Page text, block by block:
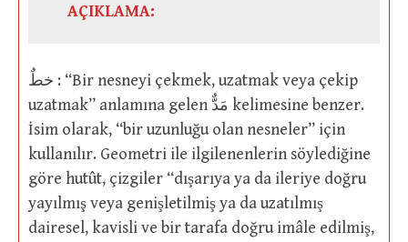
AÇIKLAMA:
خطٌ : “Bir nesneyi çekmek, uzatmak veya çekip
uzatmak” anlamına gelen مَدٌّ kelimesine benzer.
İsim olarak, “bir uzunluğu olan nesneler” için
kullanılır. Geometri ile ilgilenenlerin söylediğine
göre hutût, çizgiler “dışarıya ya da ileriye doğru
yayılmış veya genişletilmiş ya da uzatılmış
dairesel, kavisli ve bir tarafa doğru imâle edilmiş,